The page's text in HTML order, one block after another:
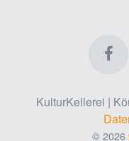
KulturKellerei |
© 2026